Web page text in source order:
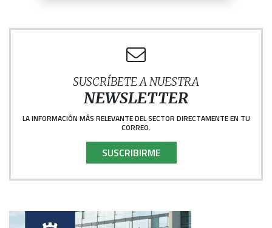
SUSCRÍBETE A NUESTRA
NEWSLETTER
LA INFORMACIÓN MÁS RELEVANTE DEL SECTOR DIRECTAMENTE EN TU
CORREO.
SUSCRIBIRME